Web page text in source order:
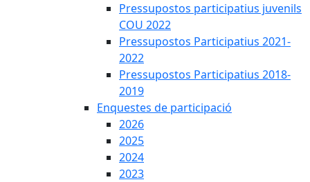
Pressupostos participatius juvenils
COU 2022
Pressupostos Participatius 2021-
2022
Pressupostos Participatius 2018-
2019
Enquestes de participació
2026
2025
2024
2023